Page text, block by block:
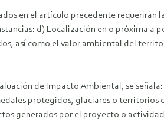
en el artículo precedente requerirán
d) Localización en o próxima a
así como el valor ambiental del
de Impacto Ambiental, se señala:
protegidos, glaciares o territorios
generados por el proyecto o